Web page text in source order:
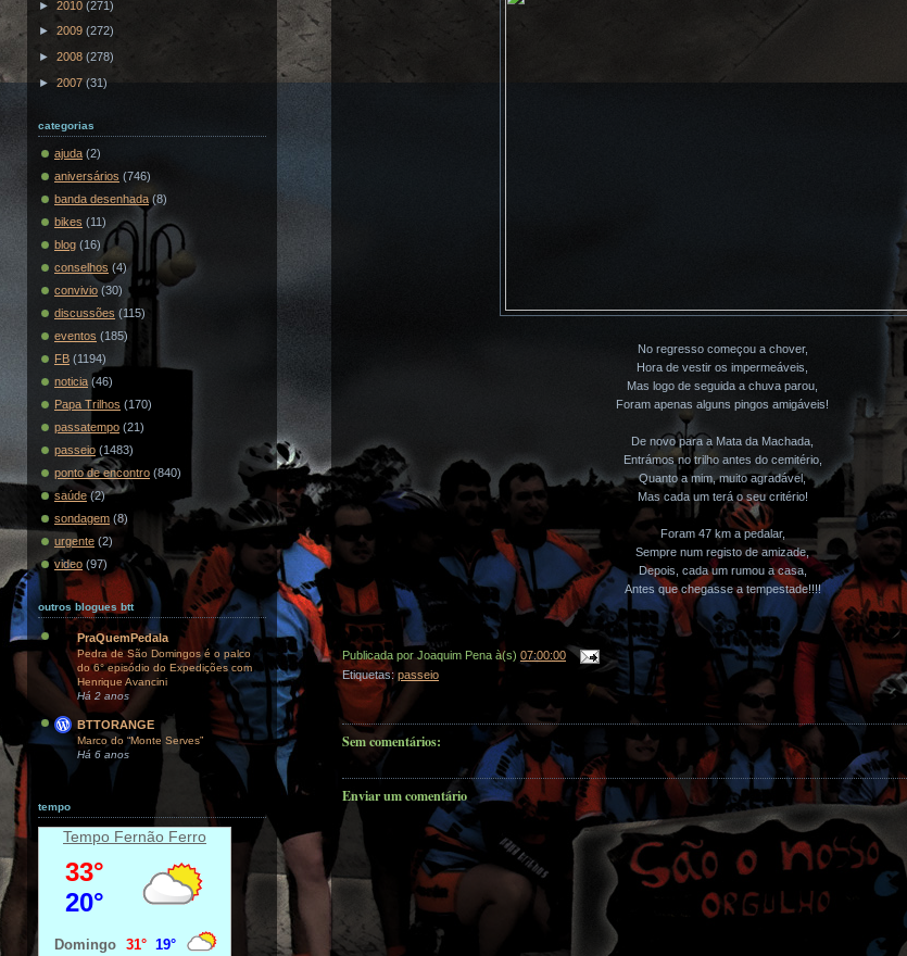
► 2010 (271)
► 2009 (272)
► 2008 (278)
►2007 (31)
categorias
ajuda (2)
aniversários (746)
banda desenhada (8)
bikes (11)
blog (16)
conselhos (4)
convivio (30)
discussões (115)
eventos (185)
FB (1194)
noticia (46)
Papa Trilhos (170)
passatempo (21)
passeio (1483)
ponto de encontro (840)
saúde (2)
sondagem (8)
urgente (2)
video (97)
outros blogues btt
PraQuemPedala
Pedra de São Domingos é o palco
do 6° episódio do Expedições com
Henrique Avancini
Há 2 anos
BTTORANGE
Marco do “Monte Serves”
Há 6 anos
tempo
Tempo Fernão Ferro
No regresso começou a chover,
Hora de vestir os impermeáveis,
Mas logo de seguida a chuva parou,
Foram apenas alguns pingos amigáveis!
De novo para a Mata da Machada,
Entrámos no trilho antes do cemitério,
Quanto a mim, muito agradável,
Mas cada um terá o seu critério!
Foram 47 km a pedalar,
Sempre num registo de amizade,
Depois, cada um rumou a casa,
Antes que chegasse a tempestade!!!!
Publicada por Joaquim Pena à(s) 07:00:00
Etiquetas: passeio
Sem comentários:
Enviar um comentário